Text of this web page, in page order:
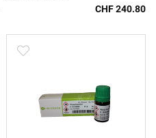
CHF 240.80